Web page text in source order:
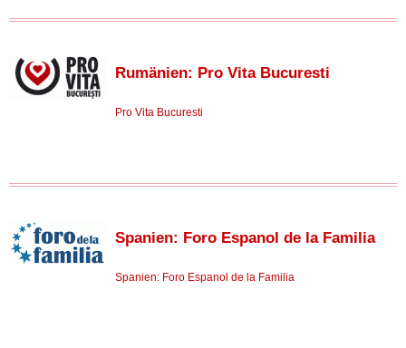
Rumänien: Pro Vita Bucuresti
Pro Vita Bucuresti
Spanien: Foro Espanol de la Familia
Spanien: Foro Espanol de la Familia